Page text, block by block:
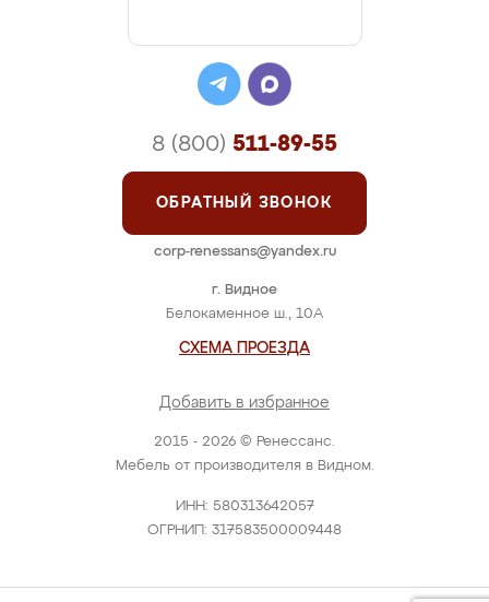
2015 - 2026 © Ренессанс.
Мебель от производителя в Видном.
ИНН: 580313642057
ОГРНИП: 317583500009448
г. Видное
Белокаменное ш., 10А
СХЕМА ПРОЕЗДА
Добавить в избранное
8 (800) 511-89-55
ОБРАТНЫЙ ЗВОНОК
corp-renessans@yandex.ru